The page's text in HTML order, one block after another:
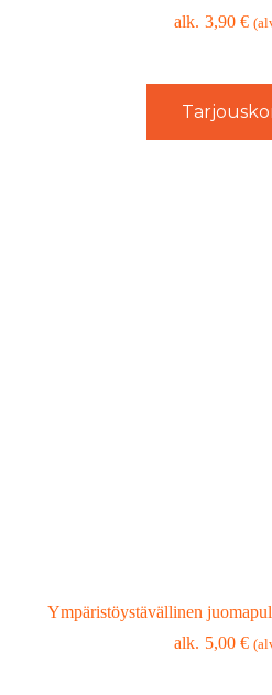
3,90€
Ympäristöystävällinen
5,00€